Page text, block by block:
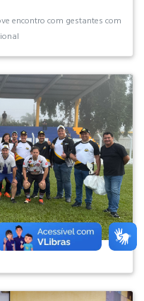
encontro com gestantes com